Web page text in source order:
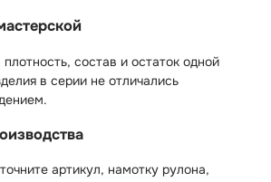
состав и остаток одной
в серии не отличались
артикул, намотку рулона,